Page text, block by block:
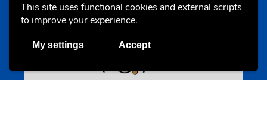
This site uses functional cookies and external scripts
to improve your experience.
My settings Accept
Annuaire d’activités pour jeunes